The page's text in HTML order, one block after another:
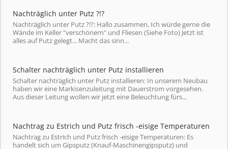
Nachträglich unter Putz ?!?
Nachträglich unter Putz ?!?: Hallo zusammen, Ich würde gerne die
Wände im Keller "verschönern" und Fliesen (Siehe Foto) Jetzt ist
alles auf Putz gelegt... Macht das sinn...
Schalter nachträglich unter Putz installieren
Schalter nachträglich unter Putz installieren: In unserem Neubau
haben wir eine Markisenzuleitung mit Dauerstrom vorgesehen.
Aus dieser Leitung wollen wir jetzt eine Beleuchtung fürs...
Nachtrag zu Estrich und Putz frisch -eisige Temperaturen
Nachtrag zu Estrich und Putz frisch -eisige Temperaturen: Es
handelt sich um Gipsputz (Knauf-Maschinengipsputz) und